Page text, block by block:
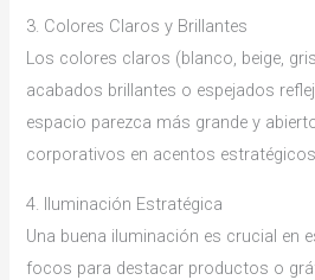
3. Colores Claros y Brillantes
Los colores claros (blanco, beige,
acabados brillantes o espejados
espacio parezca más grande y
corporativos en acentos
4. Iluminación Estratégica
Una buena iluminación es crucial en
focos para destacar productos o